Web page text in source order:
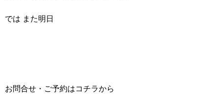
では また明日
お問合せ・ご予約はコチラから